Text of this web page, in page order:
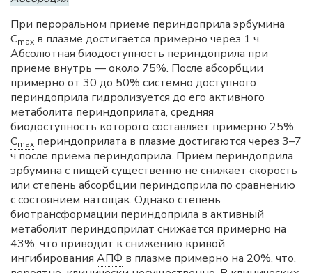
При пероральном приеме периндоприла эрбумина
Cmax в плазме достигается примерно через 1 ч.
Абсолютная биодоступность периндоприла при
приеме внутрь — около 75%. После абсорбции
примерно от 30 до 50% системно доступного
периндоприла гидролизуется до его активного
метаболита периндоприлата, средняя
биодоступность которого составляет примерно 25%.
Cmax периндоприлата в плазме достигаются через 3–7
ч после приема периндоприла. Прием периндоприла
эрбумина с пищей существенно не снижает скорость
или степень абсорбции периндоприла по сравнению
с состоянием натощак. Однако степень
биотрансформации периндоприла в активный
метаболит периндоприлат снижается примерно на
43%, что приводит к снижению кривой
ингибирования АПФ в плазме примерно на 20%, что,